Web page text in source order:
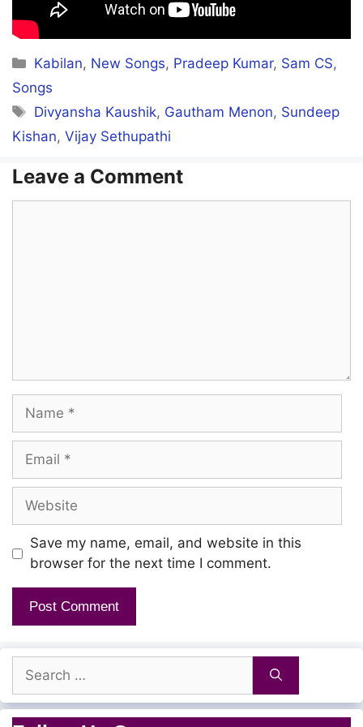
Naanum Neeyum
Ondrai Poga
Vaanam Yaavum
Vannam Aaga
Enn Imaigalai Varudiya
Parithadi Neeyae
Enn Uyirinai Ithayamai
Thudithathum Neeyae…
Neeyae….
Nee Pothum Enaku
Nee Pothum Enaku
Irupen Unakku
Nee Pothum Enaku
Nee Pothum Enaku
Categories
Kabilan, New Songs, Pradeep Kumar, Sam CS,
Songs
Tags
Divyansha Kaushik, Gautham Menon, Sundeep
Kishan, Vijay Sethupathi
Leave a Comment
Name
Email
Website
Save my name, email, and website in this
browser for the next time I comment.
Search
for: